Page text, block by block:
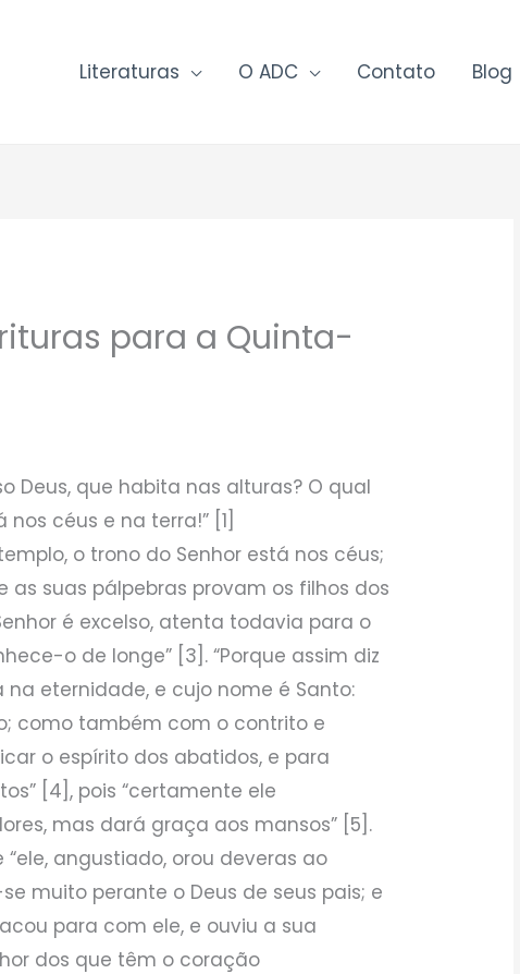
Literaturas O ADC Contato Blog
para a Quinta-
Deus, que habita nas alturas? O qual
céus e na terra!” [1]
o trono do Senhor está nos céus;
as suas pálpebras provam os filhos dos
é excelso, atenta todavia para o
o de longe” [3]. “Porque assim diz
na eternidade, e cujo nome é Santo:
como também com o contrito e
o espírito dos abatidos, e para
[4], pois “certamente ele
mas dará graça aos mansos” [5].
angustiado, orou deveras ao
muito perante o Deus de seus pais; e
para com ele, e ouviu a sua
dos que têm o coração